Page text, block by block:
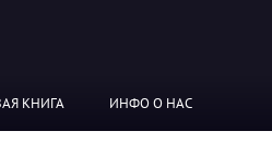
КНИГА ИНФО О НАС